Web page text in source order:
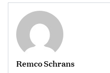
Remco Schrans